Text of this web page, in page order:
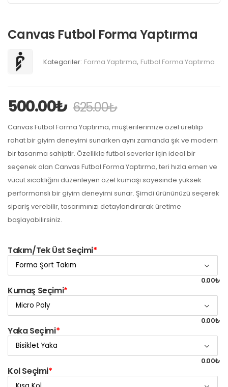
Canvas Futbol Forma Yaptırma
Kategoriler: Forma Yaptırma, Futbol Forma Yaptırma
500.00₺ 625.00₺
Canvas Futbol Forma Yaptırma, müşterilerimize özel üretilip
rahat bir giyim deneyimi sunarken aynı zamanda şık ve modern
bir tasarıma sahiptir. Özellikle futbol severler için ideal bir
seçenek olan Canvas Futbol Forma Yaptırma, teri hızla emen ve
vücut sıcaklığını düzenleyen özel kumaşı sayesinde yüksek
performanslı bir giyim deneyimi sunar. Şimdi ürününüzü seçerek
sipariş verebilir, tasarımınızı detaylandırarak üretime
başlayabilirsiniz.
*
Takım/Tek Üst Seçimi
0.00₺
*
Kumaş Seçimi
0.00₺
*
Yaka Seçimi
0.00₺
*
Kol Seçimi